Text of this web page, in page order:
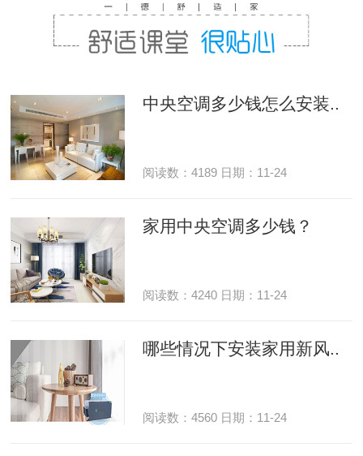
中央空调多少钱怎么安装..
阅读数：4189 日期：11-24
家用中央空调多少钱？
阅读数：4240 日期：11-24
哪些情况下安装家用新风..
阅读数：4560 日期：11-24